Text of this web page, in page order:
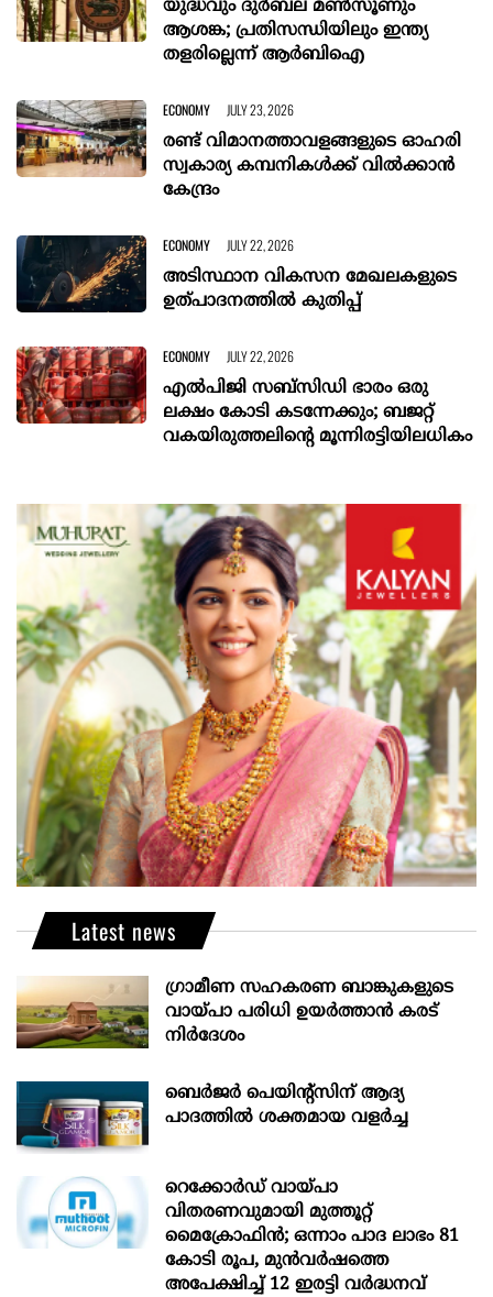
യുദ്ധവും ദുർബല മൺസൂണും
ആശങ്ക; പ്രതിസന്ധിയിലും ഇന്ത്യ
തളരില്ലെന്ന് ആർബിഐ
ECONOMY JULY 23, 2026
രണ്ട് വിമാനത്താവളങ്ങളുടെ ഓഹരി
സ്വകാര്യ കമ്പനികൾക്ക് വിൽക്കാൻ
കേന്ദ്രം
ECONOMY JULY 22, 2026
അടിസ്ഥാന വികസന മേഖലകളുടെ
ഉത്പാദനത്തിൽ കുതിപ്പ്
ECONOMY JULY 22, 2026
എല്‍പിജി സബ്സിഡി ഭാരം ഒരു
ലക്ഷം കോടി കടന്നേക്കും; ബജറ്റ്
വകയിരുത്തലിന്റെ മൂന്നിരട്ടിയിലധികം
Latest news
ഗ്രാമീണ സഹകരണ ബാങ്കുകളുടെ
വായ്പാ പരിധി ഉയർത്താൻ കരട്
നിർദേശം
ബെർജർ പെയിന്റ്സിന് ആദ്യ
പാദത്തിൽ ശക്തമായ വളർച്ച
റെക്കോർഡ് വായ്പാ
വിതരണവുമായി മുത്തൂറ്റ്
മൈക്രോഫിൻ; ഒന്നാം പാദ ലാഭം 81
കോടി രൂപ, മുൻവർഷത്തെ
അപേക്ഷിച്ച് 12 ഇരട്ടി വർദ്ധനവ്